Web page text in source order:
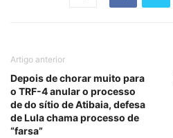
Artigo anterior
Depois de chorar muito para
o TRF-4 anular o processo
de do sítio de Atibaia, defesa
de Lula chama processo de
“farsa”